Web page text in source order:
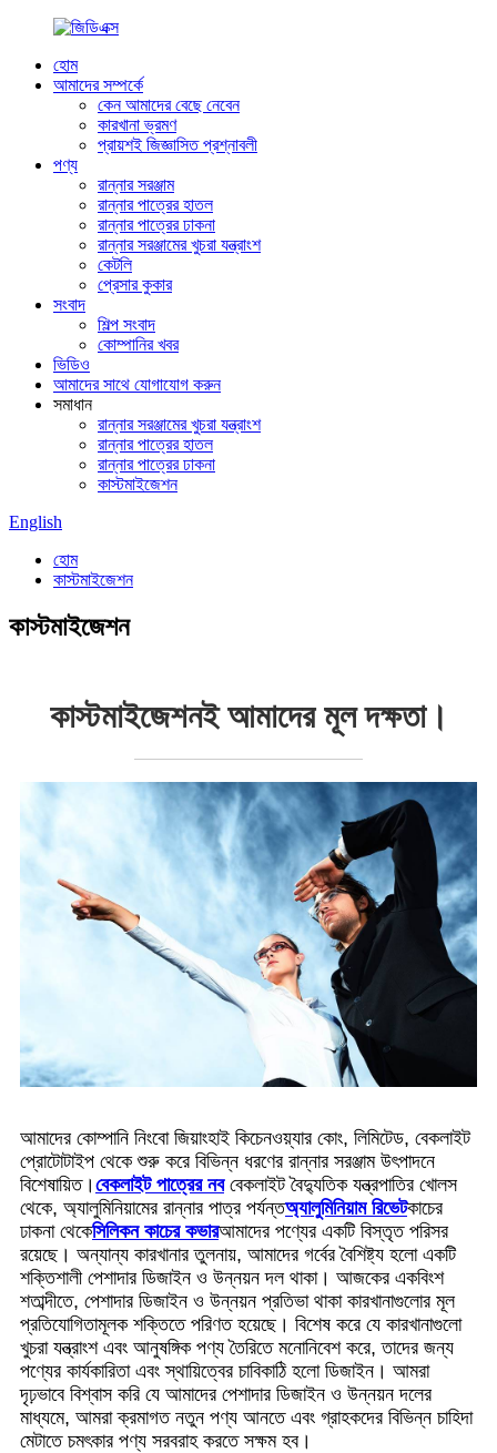
হোম
আমাদের সম্পর্কে
কেন আমাদের বেছে নেবেন
কারখানা ভ্রমণ
প্রায়শই জিজ্ঞাসিত প্রশ্নাবলী
পণ্য
রান্নার সরঞ্জাম
রান্নার পাত্রের হাতল
রান্নার পাত্রের ঢাকনা
রান্নার সরঞ্জামের খুচরা যন্ত্রাংশ
কেটলি
প্রেসার কুকার
সংবাদ
শিল্প সংবাদ
কোম্পানির খবর
ভিডিও
আমাদের সাথে যোগাযোগ করুন
সমাধান
রান্নার সরঞ্জামের খুচরা যন্ত্রাংশ
রান্নার পাত্রের হাতল
রান্নার পাত্রের ঢাকনা
কাস্টমাইজেশন
English
হোম
কাস্টমাইজেশন
কাস্টমাইজেশন
কাস্টমাইজেশনই আমাদের মূল দক্ষতা।
আমাদের কোম্পানি নিংবো জিয়াংহাই কিচেনওয়্যার কোং, লিমিটেড, বেকলাইট
প্রোটোটাইপ থেকে শুরু করে বিভিন্ন ধরণের রান্নার সরঞ্জাম উৎপাদনে
বিশেষায়িত। বেকলাইট পাত্রের নব বেকলাইট বৈদ্যুতিক যন্ত্রপাতির খোলস
থেকে, অ্যালুমিনিয়ামের রান্নার পাত্র পর্যন্তঅ্যালুমিনিয়াম রিভেটকাচের
ঢাকনা থেকেসিলিকন কাচের কভারআমাদের পণ্যের একটি বিস্তৃত পরিসর
রয়েছে। অন্যান্য কারখানার তুলনায়, আমাদের গর্বের বৈশিষ্ট্য হলো একটি
শক্তিশালী পেশাদার ডিজাইন ও উন্নয়ন দল থাকা। আজকের একবিংশ
শতাব্দীতে, পেশাদার ডিজাইন ও উন্নয়ন প্রতিভা থাকা কারখানাগুলোর মূল
প্রতিযোগিতামূলক শক্তিতে পরিণত হয়েছে। বিশেষ করে যে কারখানাগুলো
খুচরা যন্ত্রাংশ এবং আনুষঙ্গিক পণ্য তৈরিতে মনোনিবেশ করে, তাদের জন্য
পণ্যের কার্যকারিতা এবং স্থায়িত্বের চাবিকাঠি হলো ডিজাইন। আমরা
দৃঢ়ভাবে বিশ্বাস করি যে আমাদের পেশাদার ডিজাইন ও উন্নয়ন দলের
মাধ্যমে, আমরা ক্রমাগত নতুন পণ্য আনতে এবং গ্রাহকদের বিভিন্ন চাহিদা
মেটাতে চমৎকার পণ্য সরবরাহ করতে সক্ষম হব।